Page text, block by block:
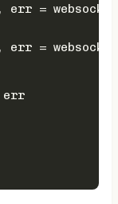
err =
err =
err